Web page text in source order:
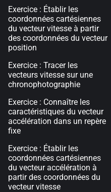
Exercice : Établir les
coordonnées cartésiennes
du vecteur vitesse à partir
des coordonnées du vecteur
position
Exercice : Tracer les
vecteurs vitesse sur une
chronophotographie
Exercice : Connaître les
caractéristiques du vecteur
accélération dans un repère
fixe
Exercice : Établir les
coordonnées cartésiennes
du vecteur accélération à
partir des coordonnées du
vecteur vitesse